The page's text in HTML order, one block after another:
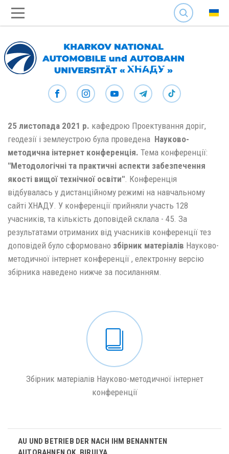
SEARCH
25 листопада 2021 р. кафедрою Проектування доріг,
геодезії і землеустрою була проведена Науково-
методична інтернет конференція. Тема конференції:
"Методологічні та практичні аспекти забезпечення
якості вищої технічної освіти". Конференція
відбувалась у дистанційному режимі на навчальному
сайті ХНАДУ. У конференції прийняли участь 128
учасників, та кількість доповідей склала - 45. За
результатами отриманих від учасників конференції тез
доповідей було сформовано збірник матеріалів Науково-
методичної інтернет конференції , електронну версію
збірника наведено нижче за посиланням.
Збірник матеріалів Науково-методичної інтернет
конференції
AU UND BETRIEB DER NACH IHM BENANNTEN